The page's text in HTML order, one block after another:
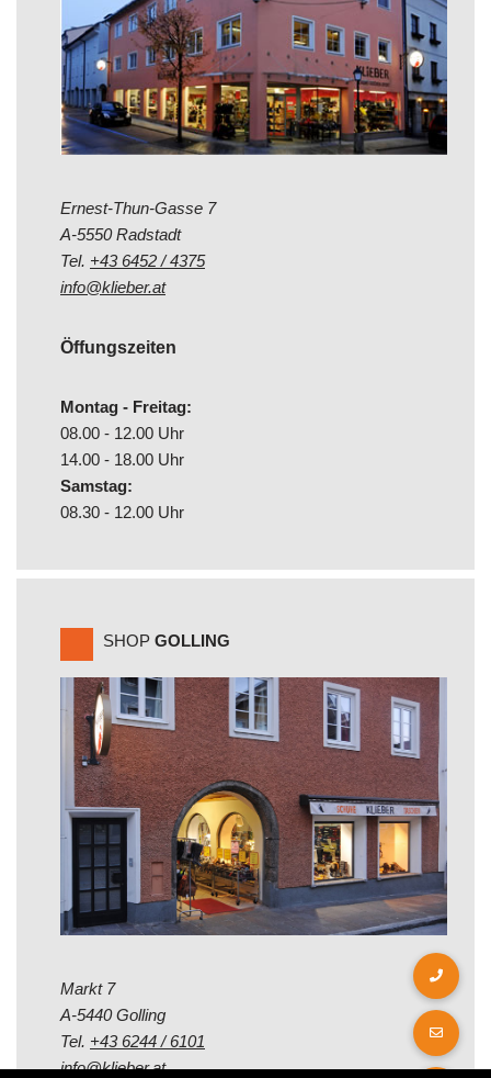
Ernest-Thun-Gasse 7
A-5550 Radstadt
Tel. +43 6452 / 4375
info@klieber.at
Öffungszeiten
Montag - Freitag:
08.00 - 12.00 Uhr
14.00 - 18.00 Uhr
Samstag:
08.30 - 12.00 Uhr
SHOP GOLLING
Markt 7
A-5440 Golling
Tel. +43 6244 / 6101
info@klieber.at